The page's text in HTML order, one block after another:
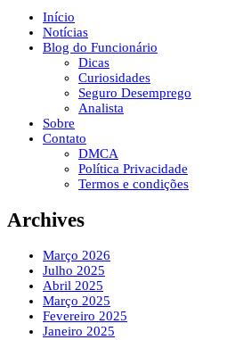
Início
Notícias
Blog do Funcionário
Dicas
Curiosidades
Seguro Desemprego
Analista
Sobre
Contato
DMCA
Política Privacidade
Termos e condições
Archives
Março 2026
Julho 2025
Abril 2025
Março 2025
Fevereiro 2025
Janeiro 2025